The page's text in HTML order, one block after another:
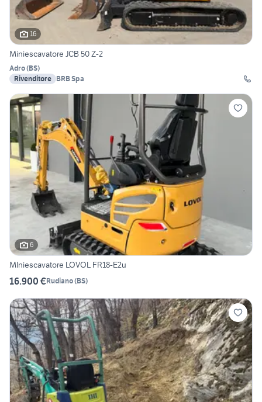
16
Miniescavatore JCB 50 Z-2
Adro(BS)
Rivenditore BRB Spa
6
MIniescavatore LOVOL FR18-E2u
16.900 €Rudiano(BS)